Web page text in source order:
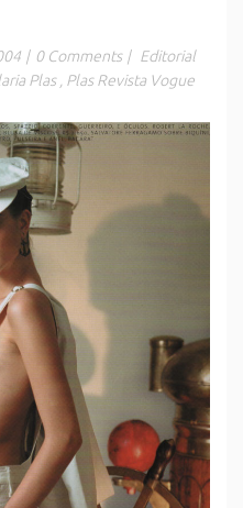
| 0 Comments | Editorial
Plas , Plas Revista Vogue